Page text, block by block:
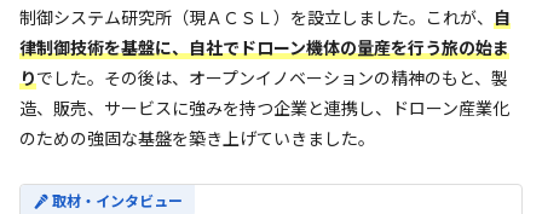
制御システム研究所（現ＡＣＳＬ）を設立しました。これが、 自
律制御技術を基盤に、自社でドローン機体の量産を行う旅の始ま
りでした。その後は、オープンイノベーションの精神のもと、製
造、販売、サービスに強みを持つ企業と連携し、ドローン産業化
のための強固な基盤を築き上げていきました。
取材・インタビュー